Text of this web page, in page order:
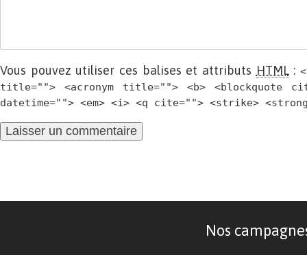
Vous pouvez utiliser ces balises et attributs HTML:
title=""> <acronym title=""> <b> <blockquote
datetime=""> <em> <i> <q cite=""> <strike>
Nos